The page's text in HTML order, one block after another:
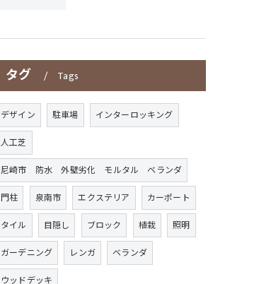
タグ Tags
デザイン 駐車場
インターロッキング
人工芝
尼崎市 防水 外壁劣化 モルタル ベランダ
門柱
泉南市 エクステリア
カーポート
タイル
目隠し ブロック 植栽
照明
ガーデニング
レンガ
ベランダ
ウッドデッキ